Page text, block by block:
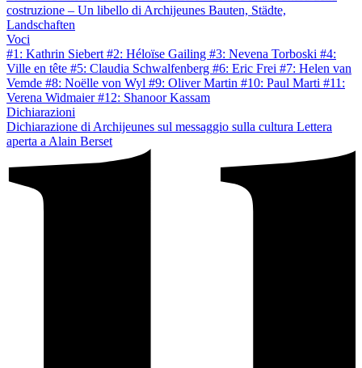
costruzione – Un libello di Archijeunes Bauten, Städte,
Landschaften
Voci
#1: Kathrin Siebert #2: Héloïse Gailing #3: Nevena Torboski #4:
Ville en tête #5: Claudia Schwalfenberg #6: Eric Frei #7: Helen van
Vemde #8: Noëlle von Wyl #9: Oliver Martin #10: Paul Marti #11:
Verena Widmaier#12: Shanoor Kassam
Dichiarazioni
Dichiarazione di Archijeunes sul messaggio sulla cultura Lettera
aperta a Alain Berset